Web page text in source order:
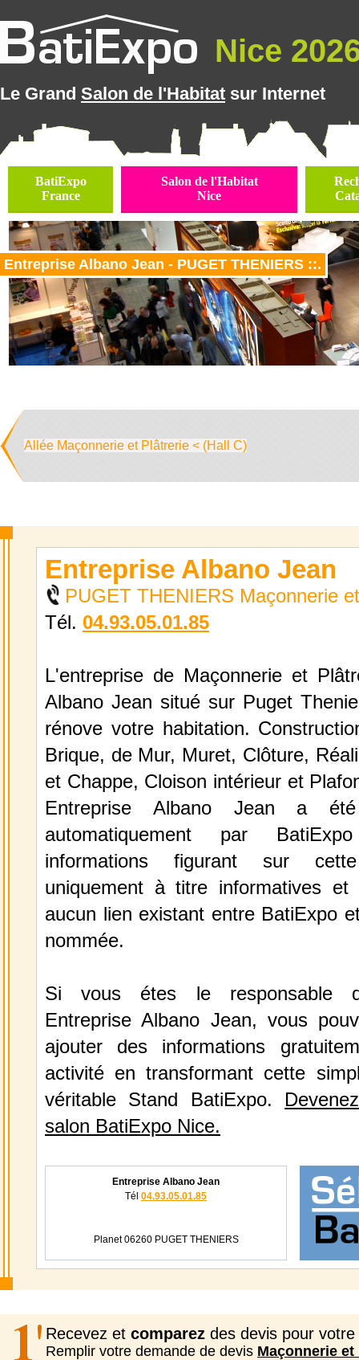
Nice
Le Grand Salon de l'Habitat sur Internet
BatiExpo
France
Salon de l'Habitat
Nice
Entreprise Albano Jean - PUGET THENIERS ::.
Allée Maçonnerie et Plâtrerie < (Hall C)
Entreprise Albano Jean
PUGET THENIERS Maçonnerie
Tél. 04.93.05.01.85
L'entreprise de Maçonnerie et
Albano Jean situé sur Puget
rénove votre habitation.
Brique, de Mur, Muret, Clôture,
et Chappe, Cloison intérieur et
Entreprise Albano Jean a été
automatiquement par
informations figurant sur
uniquement à titre informatives et
aucun lien existant entre BatiExpo
nommée.
Si vous étes le responsable
Entreprise Albano Jean, vous
ajouter des informations
activité en transformant cette
véritable Stand BatiExpo.
salon BatiExpo Nice.
Entreprise Albano Jean
Tél 04.93.05.01.85
Planet 06260 PUGET THENIERS
Recevez et comparez des devis pour votre
Remplir votre demande de devis Maçonnerie et